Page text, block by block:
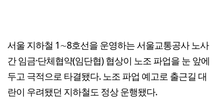
서울 지하철 1∼8호선을 운영하는 서울교통공사 노사
간 임금·단체협약(임단협) 협상이 노조 파업을 눈 앞에
두고 극적으로 타결됐다. 노조 파업 예고로 출근길 대
란이 우려됐던 지하철도 정상 운행됐다.